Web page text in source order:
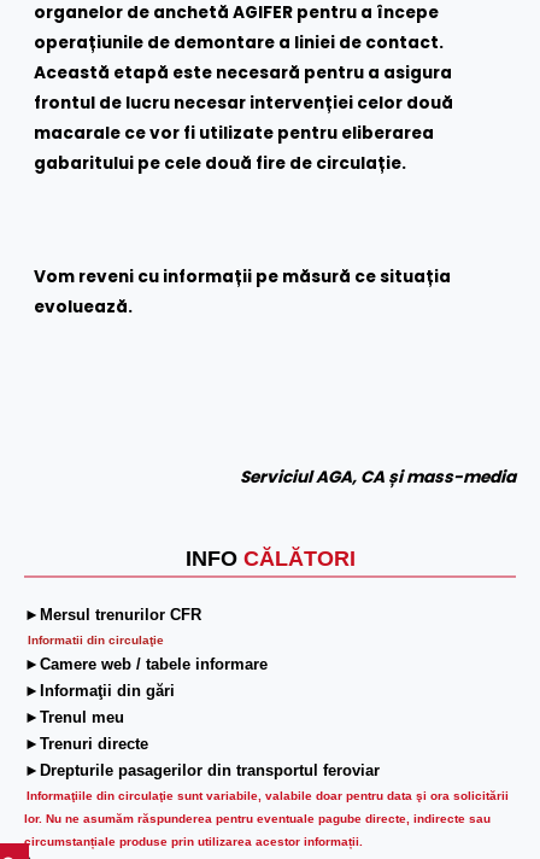
INFO CĂLĂTORI
►Mersul trenurilor CFR
Informatii din circulaţie
►Camere web / tabele informare
►Informaţii din gări
►Trenul meu
►Trenuri directe
►Drepturile pasagerilor din transportul feroviar
Informaţiile din circulaţie sunt variabile, valabile doar pentru data şi ora solicitării
lor. Nu ne asumăm răspunderea pentru eventuale pagube directe, indirecte sau
circumstanțiale produse prin utilizarea acestor informații.
organelor de anchetă AGIFER pentru a începe
operațiunile de demontare a liniei de contact.
Această etapă este necesară pentru a asigura
frontul de lucru necesar intervenției celor două
macarale ce vor fi utilizate pentru eliberarea
gabaritului pe cele două fire de circulație.
Vom reveni cu informații pe măsură ce situația
evoluează.
Serviciul AGA, CA și mass-media